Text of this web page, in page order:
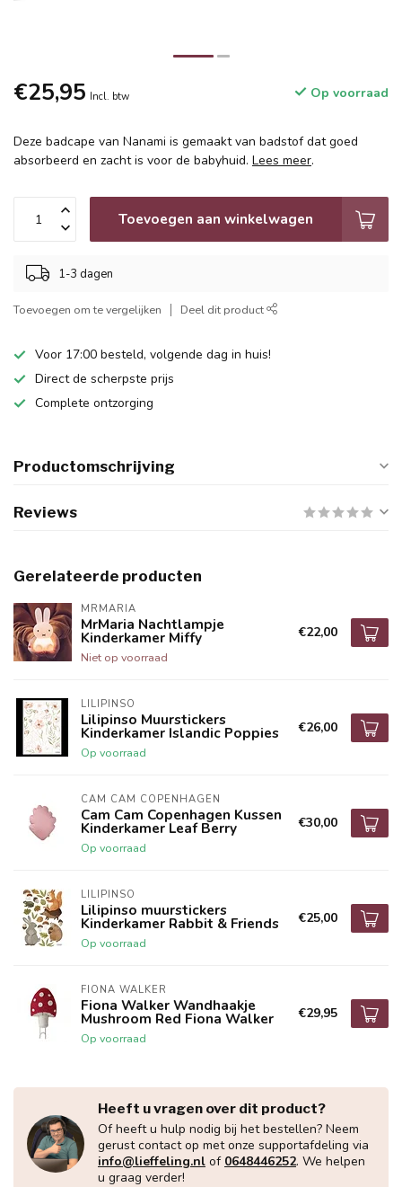
€25,95 Incl. btw Op voorraad
Deze badcape van Nanami is gemaakt van badstof dat goed
absorbeerd en zacht is voor de babyhuid. Lees meer.
Toevoegen aan winkelwagen
1-3 dagen
Toevoegen om te vergelijken Deel dit product
Voor 17:00 besteld, volgende dag in huis!
Direct de scherpste prijs
Complete ontzorging
Productomschrijving
Reviews
Gerelateerde producten
MRMARIA
MrMaria Nachtlampje
Kinderkamer Miffy
Niet op voorraad
€22,00
LILIPINSO
Lilipinso Muurstickers
Kinderkamer Islandic Poppies
Op voorraad
€26,00
CAM CAM COPENHAGEN
Cam Cam Copenhagen Kussen
Kinderkamer Leaf Berry
Op voorraad
€30,00
LILIPINSO
Lilipinso muurstickers
Kinderkamer Rabbit & Friends
Op voorraad
€25,00
FIONA WALKER
Fiona Walker Wandhaakje
Mushroom Red Fiona Walker
Op voorraad
€29,95
Heeft u vragen over dit product?
Of heeft u hulp nodig bij het bestellen? Neem
gerust contact op met onze supportafdeling via
info@lieffeling.nl of 0648446252. We helpen
u graag verder!